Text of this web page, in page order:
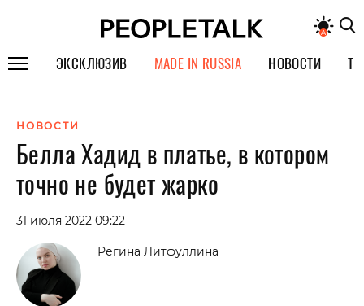
ЭКСКЛЮЗИВ
СПЕЦПРОЕКТЫ
ИНТЕРВЬЮ
ПОКОЛЕНИЕ
MADE IN RUSSIA НОВОСТИ
НОВОСТИ
Белла Хадид в платье, в котором
точно не будет жарко
31 июля 2022 09:22
Регина Литфуллина